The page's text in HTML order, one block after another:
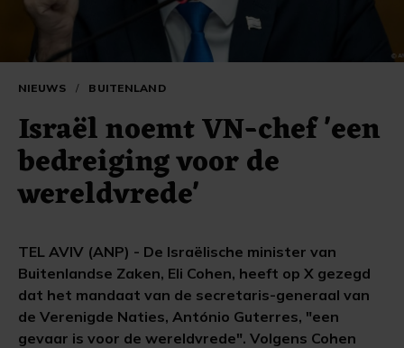
NIEUWS / BUITENLAND
Israël noemt VN-chef 'een
bedreiging voor de
wereldvrede'
TEL AVIV (ANP) - De Israëlische minister van
Buitenlandse Zaken, Eli Cohen, heeft op X gezegd
dat het mandaat van de secretaris-generaal van
de Verenigde Naties, António Guterres, "een
gevaar is voor de wereldvrede". Volgens Cohen